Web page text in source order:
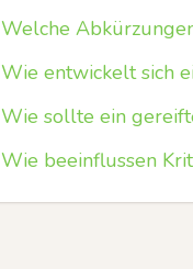
Welche
Wie entwickelt sich
Wie sollte ein
Wie beeinflussen